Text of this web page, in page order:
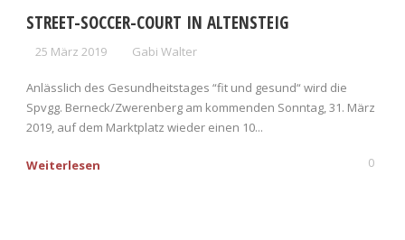
STREET-SOCCER-COURT IN ALTENSTEIG
25 März 2019 Gabi Walter
Anlässlich des Gesundheitstages “fit und gesund“ wird die
Spvgg. Berneck/Zwerenberg am kommenden Sonntag, 31. März
2019, auf dem Marktplatz wieder einen 10...
Weiterlesen 0